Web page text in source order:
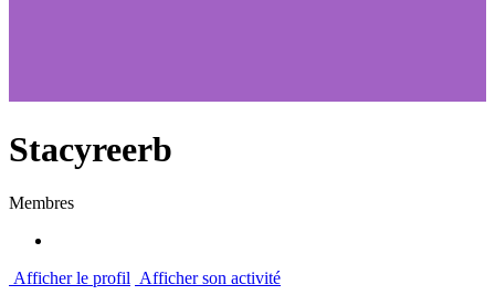
Stacyreerb
Membres
Afficher le profil Afficher son activité